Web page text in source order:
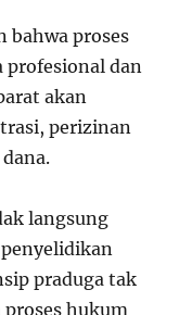
bahwa proses
profesional dan
akan
perizinan
langsung
praduga tak
proses hukum